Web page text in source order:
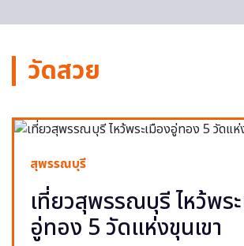
วัดสวย
สุพรรณบุรี
เที่ยวสุพรรณบุรี ไหว้พร
อู่ทอง 5 วัดแห่งขุนเขา